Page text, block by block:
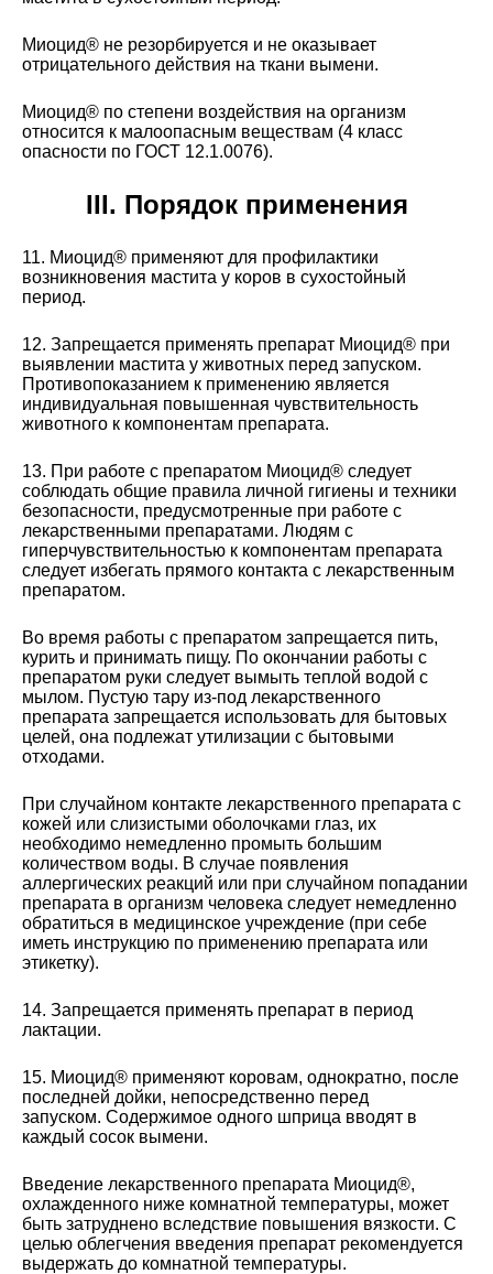
Миоцид® не резорбируется и не оказывает
отрицательного действия на ткани вымени.
Миоцид® по степени воздействия на организм
относится к малоопасным веществам (4 класс
опасности по ГОСТ 12.1.0076).
III. Порядок применения
11. Миоцид® применяют для профилактики
возникновения мастита у коров в сухостойный
период.
12. Запрещается применять препарат Миоцид® при
выявлении мастита у животных перед запуском.
Противопоказанием к применению является
индивидуальная повышенная чувствительность
животного к компонентам препарата.
13. При работе с препаратом Миоцид® следует
соблюдать общие правила личной гигиены и техники
безопасности, предусмотренные при работе с
лекарственными препаратами. Людям с
гиперчувствительностью к компонентам препарата
следует избегать прямого контакта с лекарственным
препаратом.
Во время работы с препаратом запрещается пить,
курить и принимать пищу. По окончании работы с
препаратом руки следует вымыть теплой водой с
мылом. Пустую тару из-под лекарственного
препарата запрещается использовать для бытовых
целей, она подлежат утилизации с бытовыми
отходами.
При случайном контакте лекарственного препарата с
кожей или слизистыми оболочками глаз, их
необходимо немедленно промыть большим
количеством воды. В случае появления
аллергических реакций или при случайном попадании
препарата в организм человека следует немедленно
обратиться в медицинское учреждение (при себе
иметь инструкцию по применению препарата или
этикетку).
14. Запрещается применять препарат в период
лактации.
15. Миоцид® применяют коровам, однократно, после
последней дойки, непосредственно перед
запуском. Содержимое одного шприца вводят в
каждый сосок вымени.
Введение лекарственного препарата Миоцид®,
охлажденного ниже комнатной температуры, может
быть затруднено вследствие повышения вязкости. С
целью облегчения введения препарат рекомендуется
выдержать до комнатной температуры.